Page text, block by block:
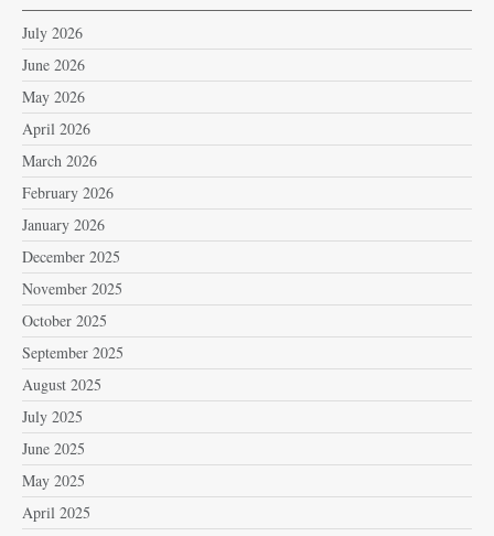
July 2026
June 2026
May 2026
April 2026
March 2026
February 2026
January 2026
December 2025
November 2025
October 2025
September 2025
August 2025
July 2025
June 2025
May 2025
April 2025